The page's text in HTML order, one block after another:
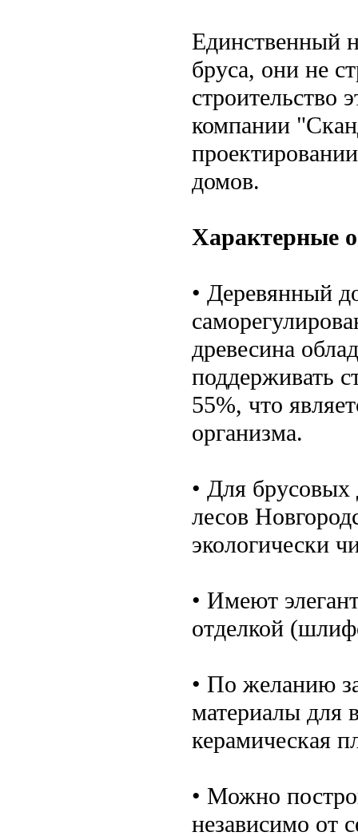
Единственный
бруса, они не
строительство
компании
домов.
Характерные
• Деревянный
древесина
поддерживать
55%, что
организма.
• Для брусовых
лесов
экологически
• Имеют
отделкой
• По желанию
материалы для
керамическая
• Можно
независимо от